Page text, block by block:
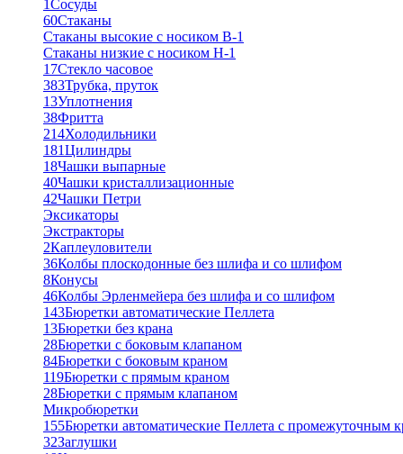
1Сосуды
60Стаканы
Стаканы высокие с носиком В-1
Стаканы низкие с носиком Н-1
17Стекло часовое
383Трубка, пруток
13Уплотнения
38Фритта
214Холодильники
181Цилиндры
18Чашки выпарные
40Чашки кристаллизационные
42Чашки Петри
Эксикаторы
Экстракторы
2Каплеуловители
36Колбы плоскодонные без шлифа и со шлифом
8Конусы
46Колбы Эрленмейера без шлифа и со шлифом
143Бюретки автоматические Пеллета
13Бюретки без крана
28Бюретки с боковым клапаном
84Бюретки с боковым краном
119Бюретки с прямым краном
28Бюретки с прямым клапаном
Микробюретки
155Бюретки автоматические Пеллета с промежуточным
32Заглушки